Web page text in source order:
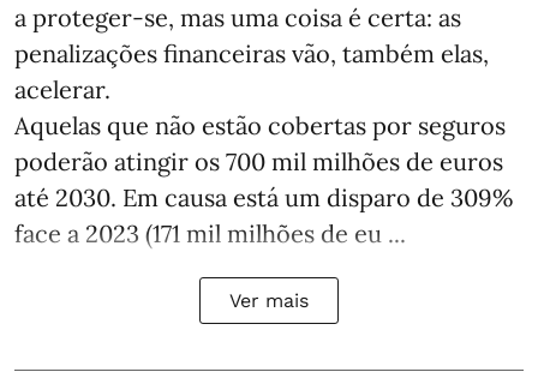
a proteger-se, mas uma coisa é certa: as
penalizações financeiras vão, também elas,
acelerar.
Aquelas que não estão cobertas por seguros
poderão atingir os 700 mil milhões de euros
até 2030. Em causa está um disparo de 309%
face a 2023 (171 mil milhões de eu ...
Ver mais